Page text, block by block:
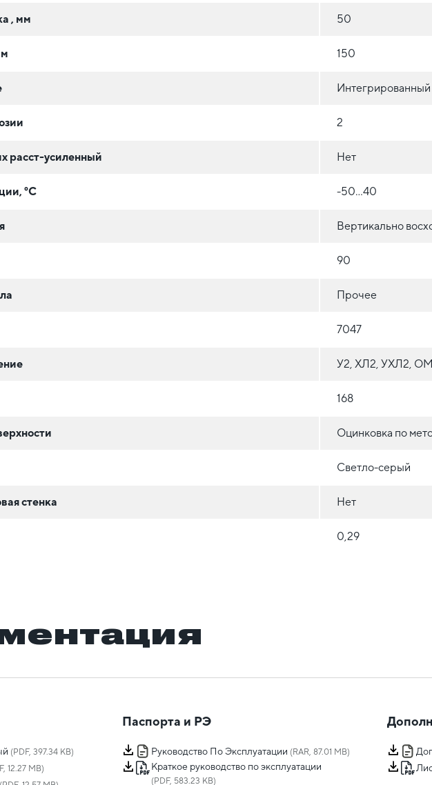
, мм 50
150
2
расст-усиленный Нет
°C -50...40
Вертикально
90
Прочее
7047
У2, ХЛ2, УХЛ2,
168
Оцинковка по
Светло-серый
стенка Нет
0,29
(PDF, 397.34 KB)
12.27 MB)
Паспорта и РЭ
Руководство По Эксплуатации (RAR, 87.01 MB)
Краткое руководство по эксплуатации
(PDF, 583.23 KB)